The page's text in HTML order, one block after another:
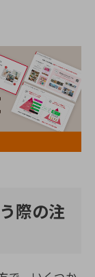
際の注